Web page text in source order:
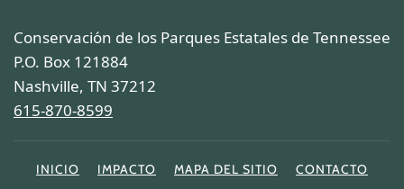
Conservación de los Parques Estatales de Tennessee
P.O. Box 121884
Nashville, TN 37212
615-870-8599
INICIO IMPACTO MAPA DEL SITIO CONTACTO